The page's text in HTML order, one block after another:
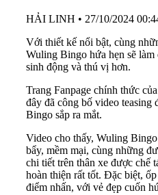
HẢI LINH • 27/10/2024
Với thiết kế nổi bật, cùng
Wuling Bingo hứa hẹn sẽ
sinh động và thú vị hơn.
Trang Fanpage chính thức
đây đã công bố video teasing
Bingo sắp ra mắt.
Video cho thấy, Wuling
bẩy, mềm mại, cùng những
chi tiết trên thân xe được chế
hoàn thiện rất tốt. Đặc biệt,
điểm nhấn, với vẻ đẹp cuốn